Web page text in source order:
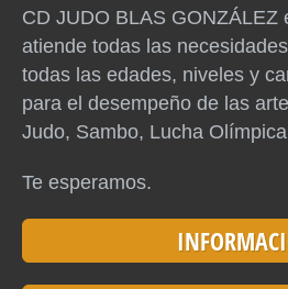
CD JUDO BLAS GONZÁLEZ
atiende todas las
todas las edades, niveles y
para el desempeño de las
Judo, Sambo, Lucha
Te esperamos.